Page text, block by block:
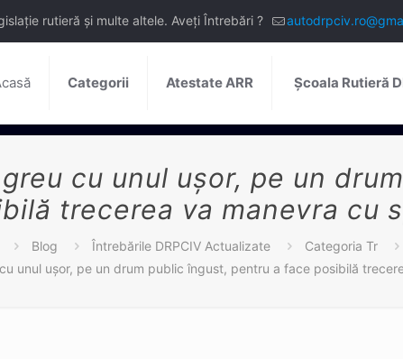
rutieră și multe altele. Aveți Întrebări ?
Categorii Atestate ARR Școala Rutieră
cu unul ușor, pe un
trecerea va manevra cu
Blog Întrebările DRPCIV Actualizate
Categoria Tr
unul ușor, pe un drum public îngust, pentru a face posibilă